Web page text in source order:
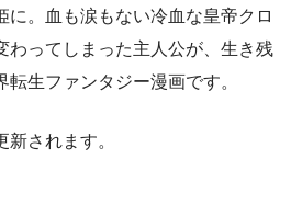
に。血も涙もない冷血な皇帝クロ
わってしまった主人公が、生き残
生ファンタジー漫画です。
されます。